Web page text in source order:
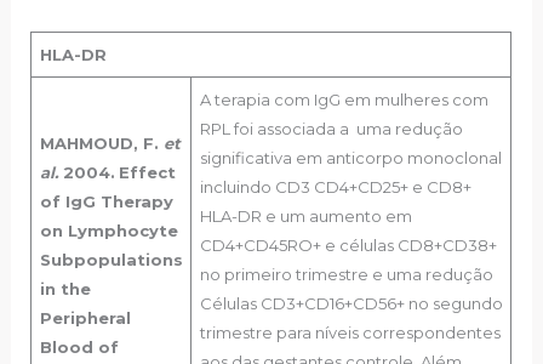
HLA-DR
MAHMOUD, F. et
al. 2004. Effect
of IgG Therapy
on Lymphocyte
Subpopulations
in the
Peripheral
Blood of
A terapia com IgG em mulheres com
RPL foi associada a uma redução
significativa em anticorpo monoclonal
incluindo CD3 CD4+CD25+ e CD8+
HLA-DR e um aumento em
CD4+CD45RO+ e células CD8+CD38+
no primeiro trimestre e uma redução
Células CD3+CD16+CD56+ no segundo
trimestre para níveis correspondentes